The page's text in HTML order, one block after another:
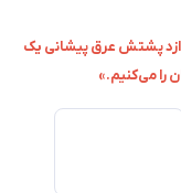
پشتش عرق پیشانی یک
را می‌کنیم.»